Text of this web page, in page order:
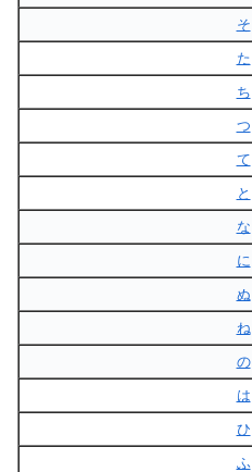
そ
た
ち
つ
て
と
な
に
ぬ
ね
の
は
ひ
ふ